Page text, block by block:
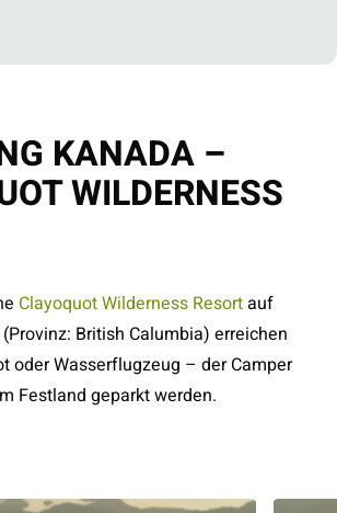
KANADA –
WILDERNESS
Clayoquot Wilderness Resortauf
British Calumbia) erreichen
oder Wasserflugzeug – der Camper
Festland geparkt werden.